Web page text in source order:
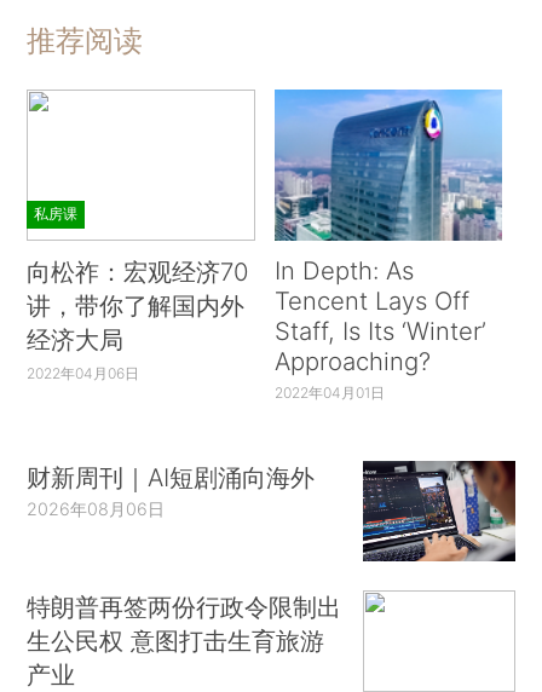
推荐阅读
私房课
向松祚：宏观经济70
讲，带你了解国内外
经济大局
2022年04月06日
In Depth: As
Tencent Lays Off
Staff, Is Its ‘Winter’
Approaching?
2022年04月01日
财新周刊｜AI短剧涌向海外
2026年08月06日
特朗普再签两份行政令限制出
生公民权 意图打击生育旅游
产业